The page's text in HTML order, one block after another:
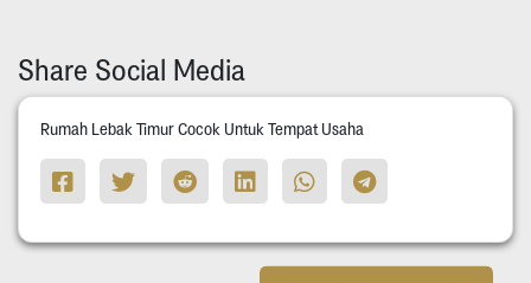
Share Social Media
Rumah Lebak Timur Cocok Untuk Tempat Usaha